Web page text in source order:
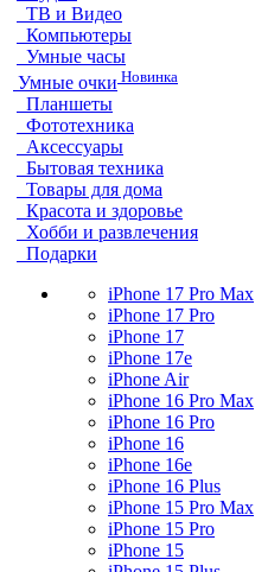
ТВ и Видео
Компьютеры
Умные часы
Умные очки Новинка
Планшеты
Фототехника
Аксессуары
Бытовая техника
Товары для дома
Красота и здоровье
Хобби и развлечения
Подарки
iPhone 17 Pro Max
iPhone 17 Pro
iPhone 17
iPhone 17e
iPhone Air
iPhone 16 Pro Max
iPhone 16 Pro
iPhone 16
iPhone 16e
iPhone 16 Plus
iPhone 15 Pro Max
iPhone 15 Pro
iPhone 15